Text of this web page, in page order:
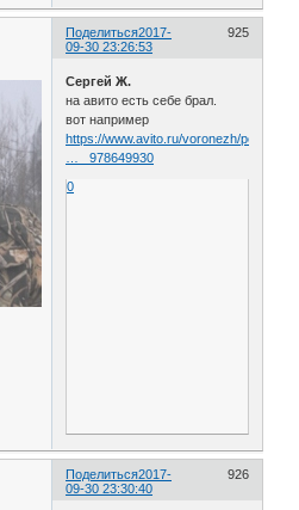
Поделиться 925
2017-
09-30 23:26:53
Сергей Ж.
на авито есть себе брал.
вот например
https://www.avito.ru/voronezh/
… _978649930
0
Поделиться 926
2017-
09-30 23:30:40